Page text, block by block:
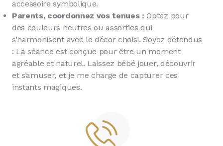
accessoire symbolique.
Parents, coordonnez vos tenues :Optez pour
des couleurs neutres ou assorties qui
s’harmonisent avec le décor choisi. Soyez détendus
: La séance est conçue pour être un moment
agréable et naturel. Laissez bébé jouer, découvrir
et s’amuser, et je me charge de capturer ces
instants magiques.